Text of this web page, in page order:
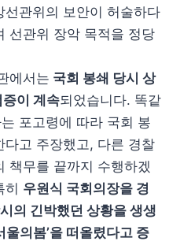
선관위의 보안이 허술하다
선관위 장악 목적을 정당
에서는 국회 봉쇄 당시 상
이 계속되었습니다. 똑같
포고령에 따라 국회 봉
고 주장했고, 다른 경찰
책무를 끝까지 수행하겠
히 우원식 국회의장을 경
의 긴박했던 상황을 생생
울의봄’을 떠올렸다고 증